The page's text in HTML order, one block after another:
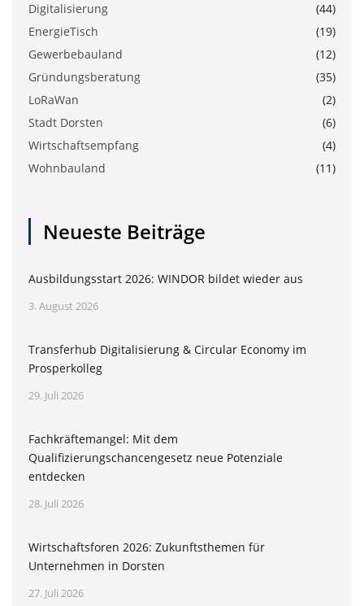
Digitalisierung
(44)
EnergieTisch
(19)
Gewerbebauland
(12)
Gründungsberatung
(35)
LoRaWan
(2)
Stadt Dorsten
(6)
Wirtschaftsempfang
(4)
Wohnbauland
(11)
Neueste Beiträge
Ausbildungsstart 2026: WINDOR bildet wieder aus
3. August 2026
Transferhub Digitalisierung & Circular Economy im
Prosperkolleg
29. Juli 2026
Fachkräftemangel: Mit dem
Qualifizierungschancengesetz neue Potenziale
entdecken
28. Juli 2026
Wirtschaftsforen 2026: Zukunftsthemen für
Unternehmen in Dorsten
27. Juli 2026